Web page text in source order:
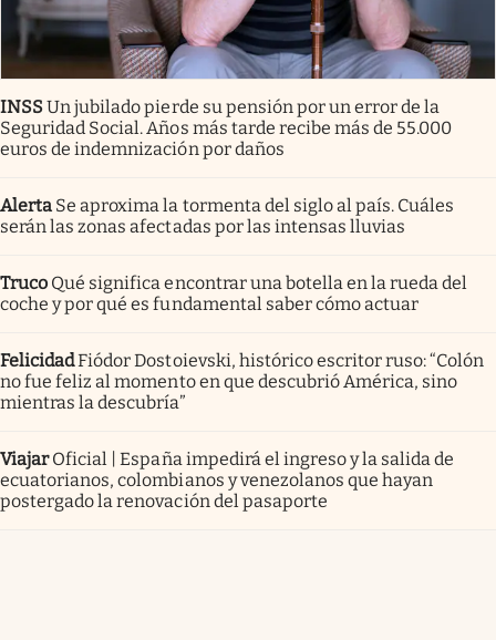
INSSUn jubilado pierde su pensión por un error de la
Seguridad Social. Años más tarde recibe más de 55.000
euros de indemnización por daños
Alerta Se aproxima la tormenta del siglo al país. Cuáles
serán las zonas afectadas por las intensas lluvias
Truco Qué significa encontrar una botella en la rueda del
coche y por qué es fundamental saber cómo actuar
FelicidadFiódor Dostoievski, histórico escritor ruso: “Colón
no fue feliz al momento en que descubrió América, sino
mientras la descubría”
Viajar Oficial | España impedirá el ingreso y la salida de
ecuatorianos, colombianos y venezolanos que hayan
postergado la renovación del pasaporte